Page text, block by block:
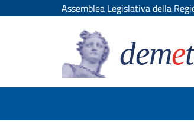
Assemblea Legislativa della
demet